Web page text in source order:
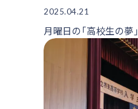
2025.04.21
月曜日の「高校生の夢」